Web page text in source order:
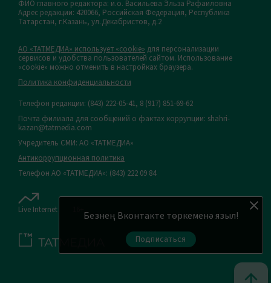
Безнең Вконтакте төркеменә языл!
Подписаться
ФИО главного редактора: и.о. Васильева Эльза Рафаиловна
Адрес редакции: 420066, Российская Федерация, Республика
Татарстан, г.Казань, ул.Декабристов, д.2
АО «ТАТМЕДИА» использует «cookie» для персонализации
сервисов и удобства пользователей сайтом. Использование
«cookie» можно отменить в настройках браузера.
Политика конфиденциальности
Телефон редакции: (843) 222-05-41, 8 (917) 851-69-62
Почта филиала для сообщений о фактах коррупции: shahri-
kazan@tatmedia.com
Учредитель СМИ: АО «ТАТМЕДИА»
Антикоррупционная политика
Телефон АО «ТАТМЕДИА»: (843) 222 09 84
Live Internet